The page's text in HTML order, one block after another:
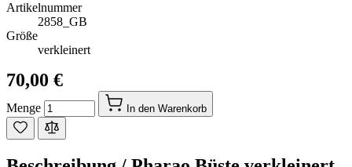
Artikelnummer
2858_GB
Größe
verkleinert
70,00 €
Menge In den Warenkorb